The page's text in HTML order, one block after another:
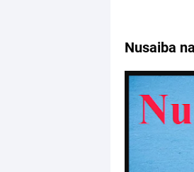
Nusaiba